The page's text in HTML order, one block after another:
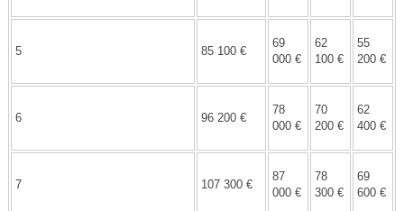
5 85 100 €
69
000 €
62
100 €
55
200 €
6 96 200 €
78
000 €
70
200 €
62
400 €
7 107 300 €
87
000 €
78
300 €
69
600 €